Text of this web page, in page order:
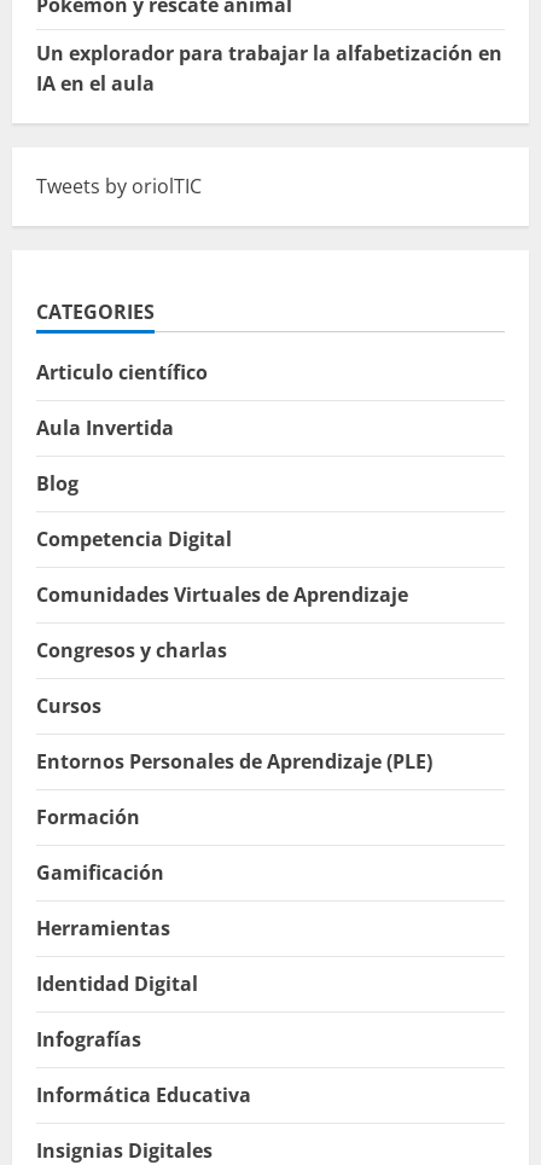
Un explorador para trabajar la alfabetización en
IA en el aula
Tweets by oriolTIC
CATEGORIES
Articulo científico
Aula Invertida
Blog
Competencia Digital
Comunidades Virtuales de Aprendizaje
Congresos y charlas
Cursos
Entornos Personales de Aprendizaje (PLE)
Formación
Gamificación
Herramientas
Identidad Digital
Infografías
Informática Educativa
Insignias Digitales